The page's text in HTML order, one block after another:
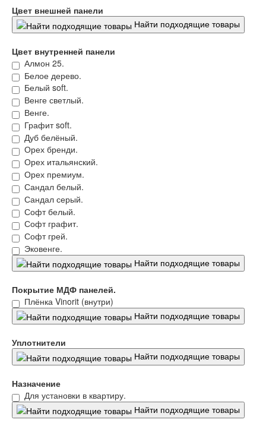
Заводские двери
Двери Лабиринт
Лабиринт Аляска Лайт
Лабиринт Арт
Лабиринт Версаль
Лабиринт Гранд
заказ
Лабиринт Имперо
Лабиринт Инфинити
Лабиринт Иссида
Лабиринт Карбон
Лабиринт Кармина
Лабиринт Классик Антик медный
Лабиринт Классик Шагрень
Лабиринт Кредор
Лабиринт Леолаб
Лабиринт Лондон
Лабиринт Лофт
Лабиринт Мегаполис
Лабиринт Норд Плюс
Лабиринт Нью Йорк
Лабиринт Пиано Смарт 2.0
Лабиринт Платинум
Лабиринт Роял
Лабиринт Сильвер
Лабиринт Сияна
Цвет внешней панели
Найти подходящие товары
Цвет внутренней панели
Алмон 25.
Белое дерево.
Белый soft.
Венге светлый.
Венге.
Графит soft.
Дуб белёный.
Орех бренди.
Орех итальянский.
Орех премиум.
Сандал белый.
Сандал серый.
Софт белый.
Софт графит.
Софт грей.
Эковенге.
Найти подходящие товары
Покрытие МДФ панелей.
Плёнка Vinorit (внутри)
Найти подходящие товары
Уплотнители
Найти подходящие товары
Назначение
Для установки в квартиру.
Найти подходящие товары